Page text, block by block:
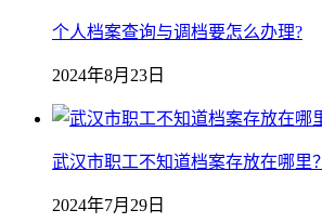
个人档案查询与调档要怎么办理?
2024年8月23日
武汉市职工不知道档案存放在哪里？
2024年7月29日